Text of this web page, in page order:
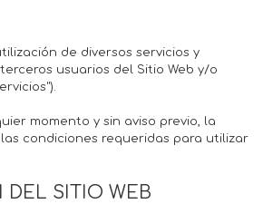
de diversos servicios y
usuarios del Sitio Web y/o
momento y sin aviso previo, la
condiciones requeridas para utilizar
DEL SITIO WEB